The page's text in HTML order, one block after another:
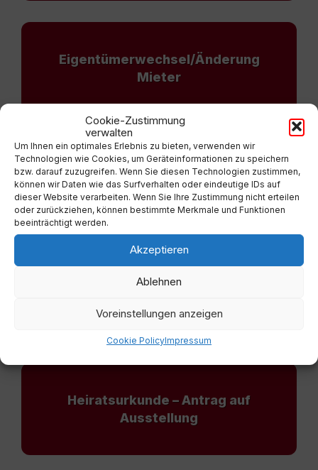
Cookie-Zustimmung
verwalten
Um Ihnen ein optimales Erlebnis zu bieten, verwenden wir
Technologien wie Cookies, um Geräteinformationen zu speichern
bzw. darauf zuzugreifen. Wenn Sie diesen Technologien zustimmen,
können wir Daten wie das Surfverhalten oder eindeutige IDs auf
dieser Website verarbeiten. Wenn Sie Ihre Zustimmung nicht erteilen
oder zurückziehen, können bestimmte Merkmale und Funktionen
beeinträchtigt werden.
Akzeptieren
Ablehnen
Voreinstellungen anzeigen
Cookie PolicyImpressum
Eigentümerwechsel/Änderung
Mieter
Geburtskunde – Antrag auf
Ausstellung
Geburtskunde (international) –
Heiratsurkunde – Antrag auf
Ausstellung